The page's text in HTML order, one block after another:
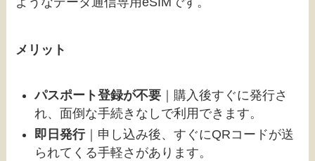
メリット
パスポート登録が不要 ｜購入後すぐに発行さ
れ、面倒な手続きなしで利用できます。
即日発行｜申し込み後、すぐにQRコードが送
られてくる手軽さがあります。